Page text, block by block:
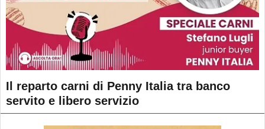
Il reparto carni di Penny Italia tra banco
servito e libero servizio